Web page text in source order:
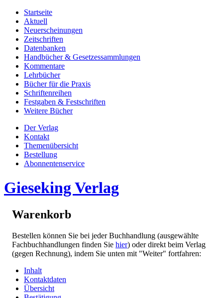
Startseite
Aktuell
Neuerscheinungen
Zeitschriften
Datenbanken
Handbücher & Gesetzessammlungen
Kommentare
Lehrbücher
Bücher für die Praxis
Schriftenreihen
Festgaben & Festschriften
Weitere Bücher
Der Verlag
Kontakt
Themenübersicht
Bestellung
Abonnentenservice
Gieseking Verlag
Warenkorb
Bestellen können Sie bei jeder Buchhandlung (ausgewählte
Fachbuchhandlungen finden Sie hier) oder direkt beim Verlag
(gegen Rechnung), indem Sie unten mit "Weiter" fortfahren:
Inhalt
Kontaktdaten
Übersicht